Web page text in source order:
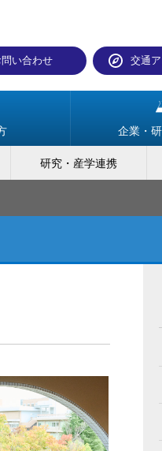
い合わせ 交通
企業・
研究・産学連携